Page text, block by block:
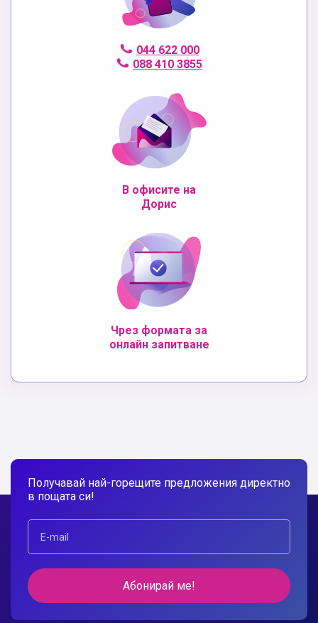
044 622 000
088 410 3855
В офисите на
Дорис
Чрез формата за
онлайн запитване
Получавай най-горещите предложения директно
в пощата си!
Абонирай ме!